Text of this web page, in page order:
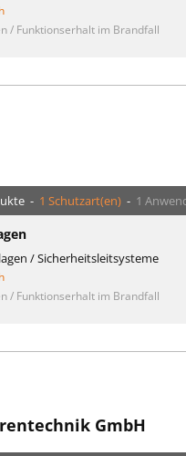
/ Funktionserhalt im Brandfall
- 1 Schutzart(en)- 1
/ Sicherheitsleitsysteme
/ Funktionserhalt im Brandfall
GmbH